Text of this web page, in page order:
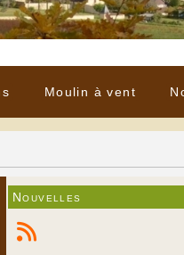
Moulin à vent
Nouvelles